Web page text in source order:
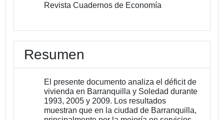
Revista Cuadernos de Economía
Resumen
El presente documento analiza el déficit de
vivienda en Barranquilla y Soledad durante
1993, 2005 y 2009. Los resultados
muestran que en la ciudad de Barranquilla,